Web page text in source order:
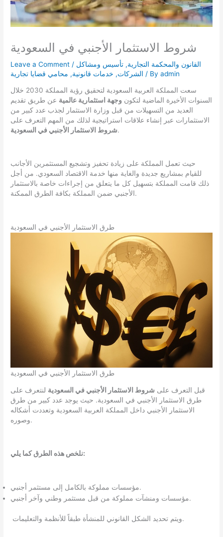
شروط الاستثمار الأجنبي في السعودية
Leave a Comment / القانون والمحكمة التجارية, تأسيس ومشاكل
الشركات, خدمات قانونية, محامي قضايا تجارية / Byadmin
سعت المملكة العربية السعودية لتحقيق رؤية المملكة 2030 خلال
السنوات الأخيرة الماضية لتكون وجهة استثمارية عالمية عن طريق تقديم
العديد من التسهيلات من قبل وزارة الاستثمار لجذب عدد كبير من
الاستثمارات عبر إنشاء علاقات استراتيجية لذلك من المهم التعرف على
شروط الاستثمار الأجنبي في السعودية.
حيث تعمل المملكة على زيادة تحفيز وتشجيع المستثمرين الأجانب
للقيام بمشاريع جديدة والغاية منها خدمة الاقتصاد السعودي. من أجل
ذلك قامت المملكة بتسهيل كل ما يتعلق من إجراءات خاصة بالاستثمار
الأجنبي ضمن المملكة بكافة الطرق الممكنة.
طرق الاستثمار الأجنبي في السعودية
طرق الاستثمار الأجنبي في السعودية
قبل التعرف على شروط الاستثمار الأجنبي في السعودية لنتعرف على
طرق الاستثمار الأجنبي في السعودية. حيث يوجد عدد كبير من طرق
الاستثمار الأجنبي داخل المملكة العربية السعودية وتعددت أشكاله
وصوره.
نلخص هذه الطرق كما يلي:
مؤسسات مملوكة بالكامل إلى مستثمر أجنبي.
مؤسسات ومنشآت مملوكة من قبل مستثمر وطني وآخر أجنبي.
ويتم تحديد الشكل القانوني للمنشأة طبقاً للأنظمة والتعليمات.